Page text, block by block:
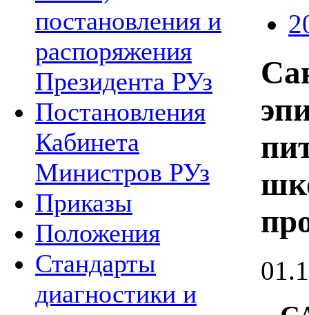
постановления и
распоряжения
Президента РУз
Постановления
Кабинета
Министров РУз
Приказы
Положения
Стандарты
диагностики и